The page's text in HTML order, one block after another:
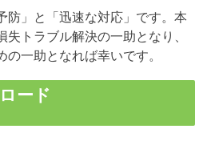
防」と「迅速な対応」です。本
トラブル解決の一助となり、
一助となれば幸いです。
ード